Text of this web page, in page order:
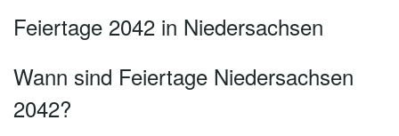
Feiertage 2042 in Niedersachsen
Wann sind Feiertage Niedersachsen
2042?